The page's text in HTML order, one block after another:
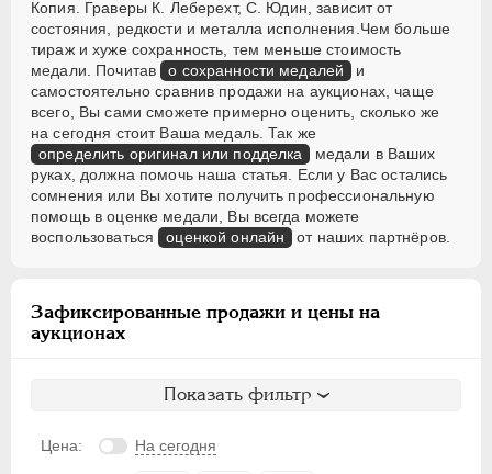
Копия. Граверы К. Леберехт, С. Юдин, зависит от
состояния, редкости и металла исполнения.Чем больше
тираж и хуже сохранность, тем меньше стоимость
медали. Почитав о сохранности медалей
и
самостоятельно сравнив продажи на аукционах, чаще
всего, Вы сами сможете примерно оценить, сколько же
на сегодня стоит Ваша медаль. Так же
определить оригинал или подделка
медали в Ваших
руках, должна помочь наша статья. Если у Вас остались
сомнения или Вы хотите получить профессиональную
помощь в оценке медали, Вы всегда можете
воспользоваться оценкой онлайн от наших партнёров.
Зафиксированные продажи и цены на
аукционах
Показать фильтр
Цена: На сегодня